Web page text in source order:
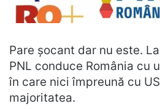
Pare șocant dar nu este.
PNL conduce România cu
în care nici împreună cu
majoritatea.